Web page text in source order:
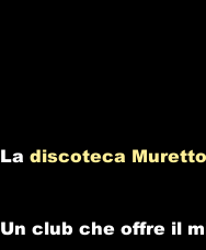
La discoteca
Un club che offre il